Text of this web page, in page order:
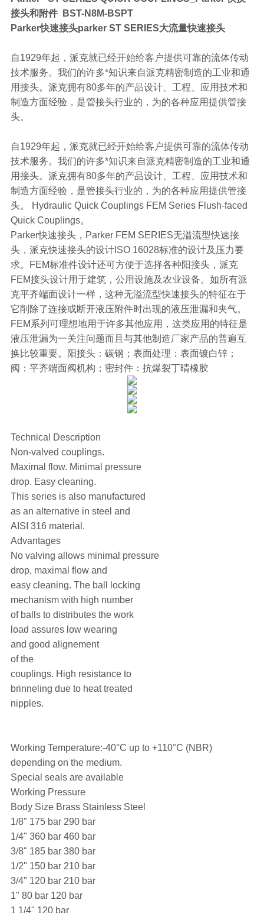
接头和附件 BST-N8M-BSPT
Parker快速接头parker ST SERIES大流量快速接头
自1929年起，派克就已经开始给客户提供可靠的流体传动
技术服务。我们的许多*知识来自派克精密制造的工业和通
用接头。派克拥有80多年的产品设计、工程、应用技术和
制造方面经验，是管接头行业的，为的各种应用提供管接
头。
自1929年起，派克就已经开始给客户提供可靠的流体传动
技术服务。我们的许多*知识来自派克精密制造的工业和通
用接头。派克拥有80多年的产品设计、工程、应用技术和
制造方面经验，是管接头行业的，为的各种应用提供管接
头。 Hydraulic Quick Couplings FEM Series Flush-faced
Quick Couplings。
Parker快速接头，Parker FEM SERIES无溢流型快速接
头，派克快速接头的设计ISO 16028标准的设计及压力要
求。FEM标准件设计还可方便于选择各种阳接头，派克
FEM接头设计用于建筑，公用设施及农业设备。如所有派
克平齐端面设计一样，这种无溢流型快速接头的特征在于
它削除了连接或断开液压附件时出现的液压泄漏和夹气。
FEM系列可理想地用于许多其他应用，这类应用的特征是
液压泄漏为一关注问题而且与其他制造厂家产品的普遍互
换比较重要。阳接头：碳钢；表面处理：表面镀白锌；
阀：平齐端面阀机构；密封件：抗爆裂丁晴橡胶
Technical Description
Non-valved couplings.
Maximal flow. Minimal pressure
drop. Easy cleaning.
This series is also manufactured
as an alternative in steel and
AISI 316 material.
Advantages
No valving allows minimal pressure
drop, maximal flow and
easy cleaning. The ball locking
mechanism with high number
of balls to distributes the work
load assures low wearing
and good alignement
of the
couplings. High resistance to
brinneling due to heat treated
nipples.
Working Temperature:-40°C up to +110°C (NBR)
depending on the medium.
Special seals are available
Working Pressure
Body Size Brass Stainless Steel
1/8" 175 bar 290 bar
1/4" 360 bar 460 bar
3/8" 185 bar 380 bar
1/2" 150 bar 210 bar
3/4" 120 bar 210 bar
1" 80 bar 120 bar
1 1/4" 120 bar